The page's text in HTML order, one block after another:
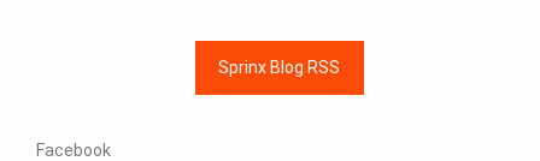
Sprinx Blog RSS
Facebook